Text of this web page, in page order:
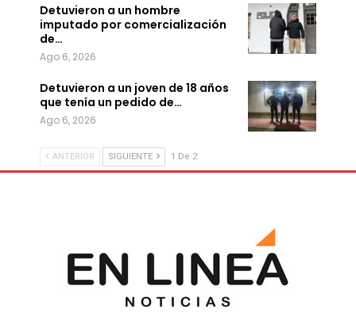
Detuvieron a un hombre
imputado por comercialización
de…
Ago 6, 2026
Detuvieron a un joven de 18 años
que tenía un pedido de…
Ago 6, 2026
ANTERIOR SIGUIENTE 1 De 2